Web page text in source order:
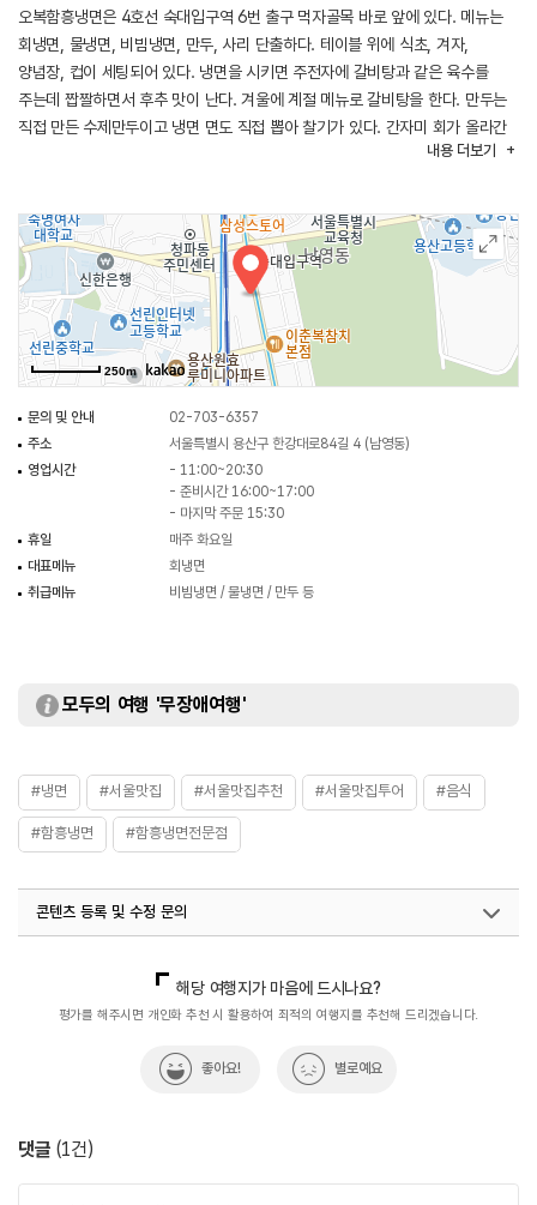
오복함흥냉면은 4호선 숙대입구역 6번 출구 먹자골목 바로 앞에 있다. 메뉴는
회냉면, 물냉면, 비빔냉면, 만두, 사리 단출하다. 테이블 위에 식초, 겨자,
양념장, 컵이 세팅되어 있다. 냉면을 시키면 주전자에 갈비탕과 같은 육수를
주는데 짭짤하면서 후추 맛이 난다. 겨울에 계절 메뉴로 갈비탕을 한다. 만두는
직접 만든 수제만두이고 냉면 면도 직접 뽑아 찰기가 있다. 간자미 회가 올라간
회 냉면은 야채도 큼직큼직하게 썰어 들어가 있고 약간의 물기가 있어 비벼 먹기
전쟁기념관이 있어 연계 관광을 할 수 있다.
내용 더보기
250m
문의 및 안내
02-703-6357
주소
서울특별시 용산구 한강대로84길 4 (남영동)
영업시간
- 11:00~20:30
- 준비시간 16:00~17:00
- 마지막 주문 15:30
휴일
매주 화요일
대표메뉴
회냉면
취급메뉴
비빔냉면 / 물냉면 / 만두 등
모두의 여행 '무장애여행'
#냉면 #서울맛집 #서울맛집추천 #서울맛집투어 #음식
#함흥냉면 #함흥냉면전문점
콘텐츠 등록 및 수정 문의
해당 여행지가 마음에 드시나요?
평가를 해주시면 개인화 추천 시 활용하여 최적의 여행지를 추천해 드리겠습니다.
좋아요! 별로예요
댓글 (1건)